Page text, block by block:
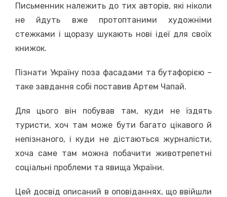
Письменник належить до тих авторів, які ніколи
не йдуть вже протоптаними художніми
стежками і щоразу шукають нові ідеї для своїх
книжок.
Пізнати Україну поза фасадами та бутафорією –
таке завдання собі поставив Артем Чапай.
Для цього він побував там, куди не їздять
туристи, хоч там може бути багато цікавого й
непізнаного, і куди не дістаються журналісти,
хоча саме там можна побачити животрепетні
соціальні проблеми та явища України.
Цей досвід описаний в оповіданнях, що ввійшли